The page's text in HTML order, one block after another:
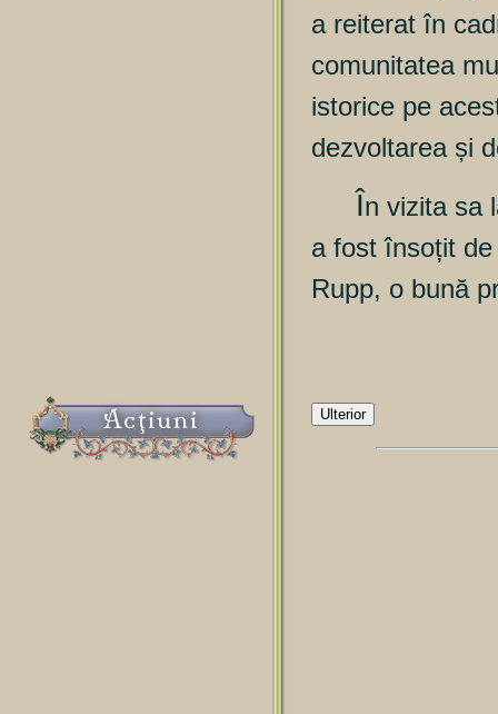
Acţiuni
a reiterat în
comunitatea
istorice pe
dezvoltarea și
În vizita sa
a fost însoțit
Rupp, o bună
Ulterior